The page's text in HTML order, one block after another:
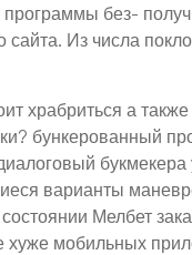
без-
Из числа
храбриться а
бункерованный
варианты
Мелбет
мобильных